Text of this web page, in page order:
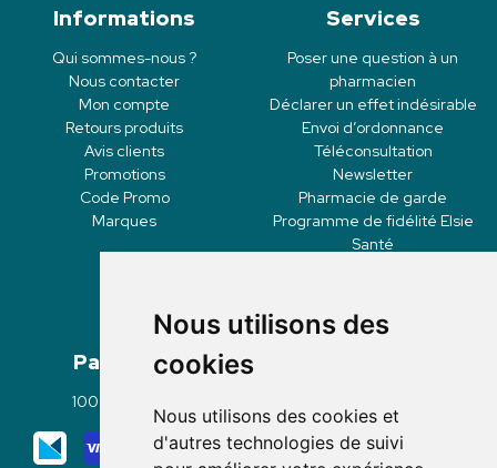
Nous utilisons des
cookies
Nous utilisons des cookies et
d'autres technologies de suivi
Informations
Qui sommes-nous ?
Nous contacter
Mon compte
Retours produits
Avis clients
Promotions
Code Promo
Marques
Services
Poser une question à un
pharmacien
Déclarer un effet indésirable
Envoi d’ordonnance
Téléconsultation
Newsletter
Pharmacie de garde
Programme de fidélité Elsie
Santé
Paiement
100% sécurisé
Mode de livraison